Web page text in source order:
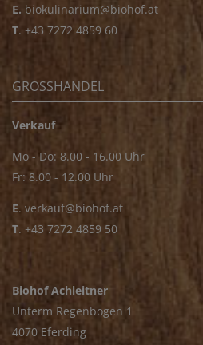
E. biokulinarium@biohof.at
T. +43 7272 4859 60
GROSSHANDEL
Verkauf
Mo - Do: 8.00 - 16.00 Uhr
Fr: 8.00 - 12.00 Uhr
E. verkauf@biohof.at
T. +43 7272 4859 50
Biohof Achleitner
Unterm Regenbogen 1
4070 Eferding